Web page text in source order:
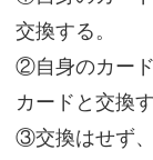
交換する。
②自身のカー
カードと交換す
③交換はせず